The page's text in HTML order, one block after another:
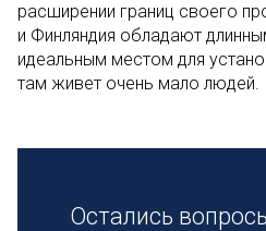
расширении границ своего
и Финляндия обладают
идеальным местом для
там живет очень мало людей.
Остались